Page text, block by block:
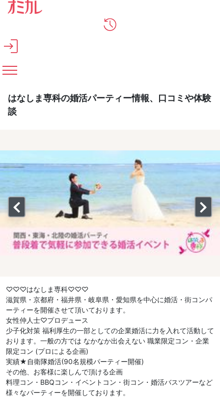
メインコンテンツへスキップ
はなしま専科の婚活パーティー情報、口コミや体験
談
♡♡♡はなしま専科♡♡♡
滋賀県・京都府・福井県・岐阜県・愛知県を中心に婚活・街コンパ
ーティーを開催させて頂いております。
女性仲人士♡プロデュース
少子化対策 福利厚生の一部としての企業婚活に力を入れて活動して
おります。一般の方では なかなか出会えない 職業限定コン・企業
限定コン (プロによる企画)
実績★自衛隊婚活(90名規模パーティー開催)
その他、お客様に楽しんで頂ける企画
料理コン・BBQコン・イベントコン・街コン・婚活バスツアーなど
様々なパーティーを開催しております。